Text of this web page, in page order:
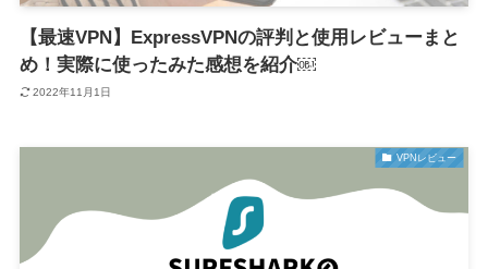
【最速VPN】ExpressVPNの評判と使用レビューまと
め！実際に使ったみた感想を紹介￼
2022年11月1日
VPNレビュー